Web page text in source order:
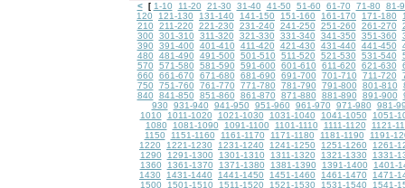
< [ 1-10 11-20 21-30 31-40 41-50 51-60 61-70 71-80
81-
120
121-130 131-140 141-150 151-160 161-170 171-180
210
211-220 221-230 231-240 241-250 251-260 261-270
300
301-310 311-320 321-330 331-340 341-350 351-360
390
391-400 401-410 411-420 421-430 431-440 441-450
480
481-490 491-500 501-510 511-520 521-530 531-540
570
571-580 581-590 591-600 601-610 611-620 621-630
660
661-670 671-680 681-690 691-700 701-710 711-720
750
751-760 761-770 771-780 781-790 791-800 801-810
840
841-850 851-860 861-870 871-880 881-890 891-900
930
931-940 941-950 951-960 961-970 971-980
981-
1010
1011-1020 1021-1030 1031-1040 1041-1050
1051-
1080
1081-1090 1091-1100 1101-1110 1111-1120
1121-
1150
1151-1160 1161-1170 1171-1180 1181-1190
1191-
1220
1221-1230 1231-1240 1241-1250 1251-1260
1261-
1290
1291-1300 1301-1310 1311-1320 1321-1330
1331-
1360
1361-1370 1371-1380 1381-1390 1391-1400
1401-
1430
1431-1440 1441-1450 1451-1460 1461-1470
1471-
1500
1501-1510 1511-1520 1521-1530 1531-1540
1541-